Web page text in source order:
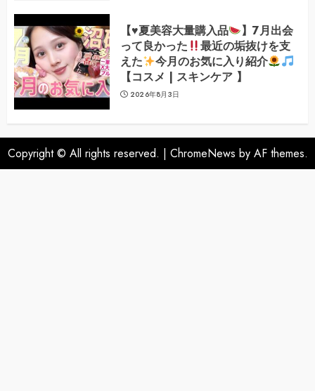
【♥️夏美容大量購入品
】7月出会
って良かった
最近の垢抜けを支
えた
今月のお気に入り紹介
【コスメ | スキンケア 】
2026年8月3日
Copyright © All rights reserved. | ChromeNews by AF themes.